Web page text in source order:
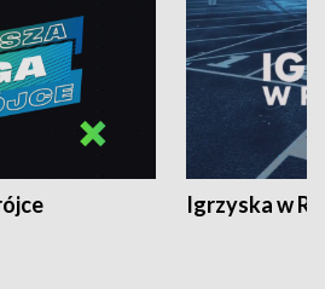
Igrzyska w